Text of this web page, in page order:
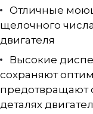
Отличные
щелочного
двигателя
Высокие
сохраняют
предотвращают
деталях